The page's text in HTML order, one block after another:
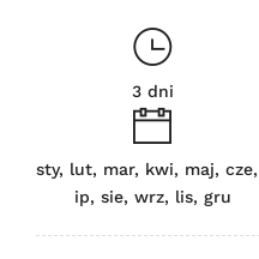
3 dni
sty, lut, mar, kwi, maj,
ip, sie, wrz, lis, gru